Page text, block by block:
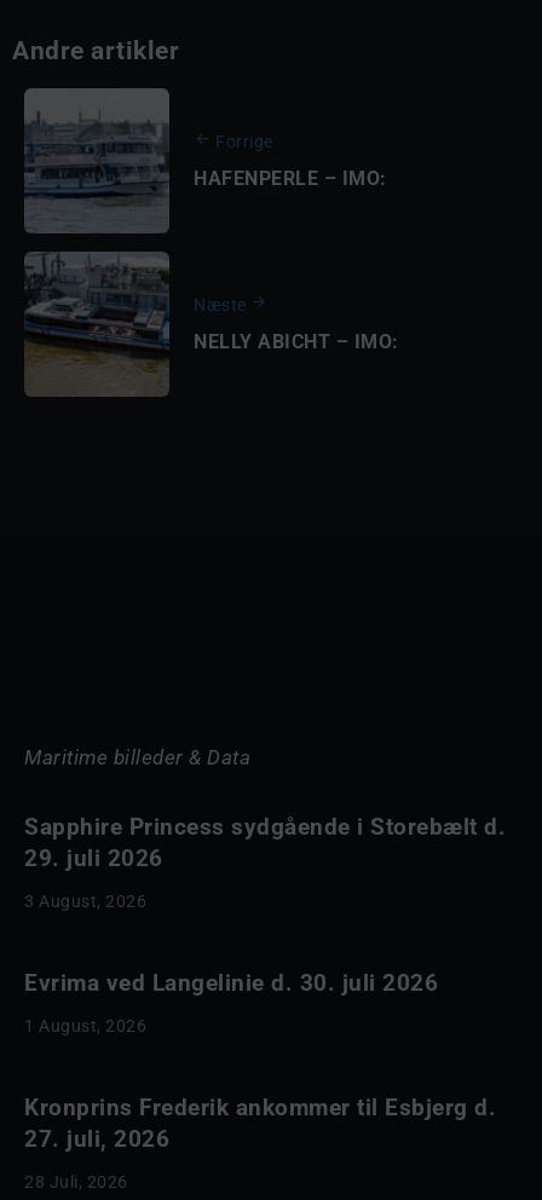
Andre artikler
Forrige
HAFENPERLE – IMO:
Næste
NELLY ABICHT – IMO:
Maritime billeder & Data
Sapphire Princess sydgående i Storebælt d.
29. juli 2026
3 August, 2026
Evrima ved Langelinie d. 30. juli 2026
1 August, 2026
Kronprins Frederik ankommer til Esbjerg d.
27. juli, 2026
28 Juli, 2026